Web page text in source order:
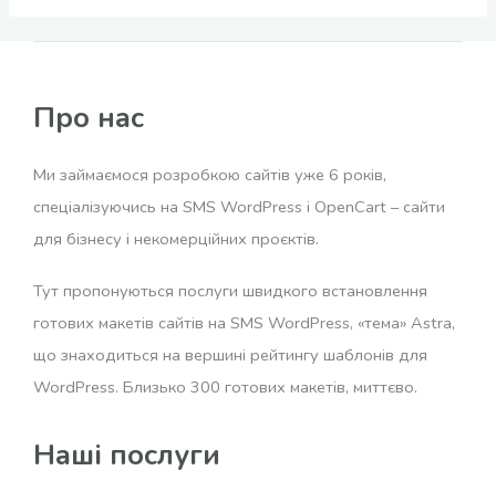
Про нас
Ми займаємося розробкою сайтів уже 6 років,
спеціалізуючись на SMS WordPress і OpenCart – сайти
для бізнесу і некомерційних проєктів.
Тут пропонуються послуги швидкого встановлення
готових макетів сайтів на SMS WordPress, «тема» Astra,
що знаходиться на вершині рейтингу шаблонів для
WordPress. Близько 300 готових макетів, миттєво.
Наші послуги